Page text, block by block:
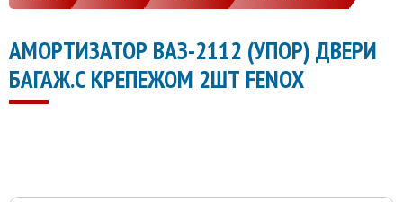
АМОРТИЗАТОР ВАЗ-2112 (УПОР) ДВЕРИ
БАГАЖ.С КРЕПЕЖОМ 2ШТ FENOX